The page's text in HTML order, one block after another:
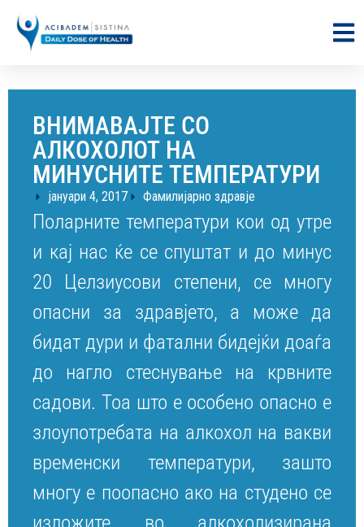
ВНИМАВАЈТЕ СО
АЛКОХОЛОТ НА
МИНУСНИТЕ ТЕМПЕРАТУРИ
јануари 4, 2017 Фамилијарно здравје
Поларните температури кои од утре
и кај нас ќе се спуштат и до минус
20 Целзиусови степени, се многу
опасни за здравјето, а може да
бидат дури и фатални бидејќи доаѓа
до нагло стеснување на крвните
садови. Тоа што е особено опасно е
злоупотребата на алкохол на вакви
временски температури, зашто
многу е поопасно ако на студено се